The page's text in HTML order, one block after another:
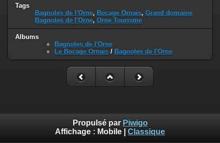
Tags
Bagnoles de l'Orne, Bocage Ornais, Grand domaine
Bagnoles de l'Orne, Orne Tourisme
Albums
Bagnoles de l'Orne
Le Bocage Ornais / Bagnoles de l'Orne
Propulsé par Piwigo
Affichage : Mobile Classique